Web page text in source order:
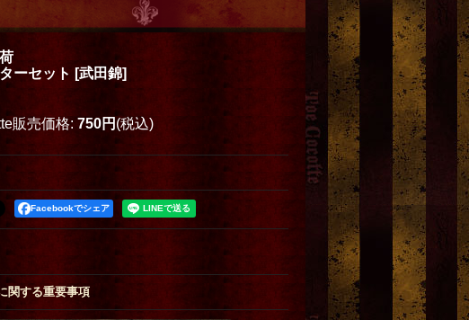
ーセット [武田錦]
販売価格: 750円 (税込)
Facebookでシェア
関する重要事項